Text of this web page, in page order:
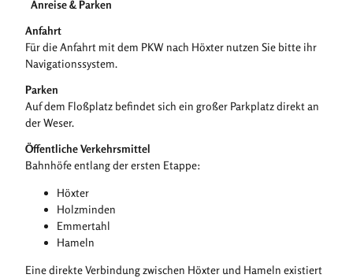
Anreise & Parken
Anfahrt
Für die Anfahrt mit dem PKW nach Höxter nutzen Sie bitte ihr
Navigationssystem.
Parken
Auf dem Floßplatz befindet sich ein großer Parkplatz direkt an
der Weser.
Öffentliche Verkehrsmittel
Bahnhöfe entlang der ersten Etappe:
Höxter
Holzminden
Emmertahl
Hameln
Eine direkte Verbindung zwischen Höxter und Hameln existiert